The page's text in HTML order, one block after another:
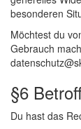
besonderen
Möchtest du
Gebrauch
§6
Du hast das